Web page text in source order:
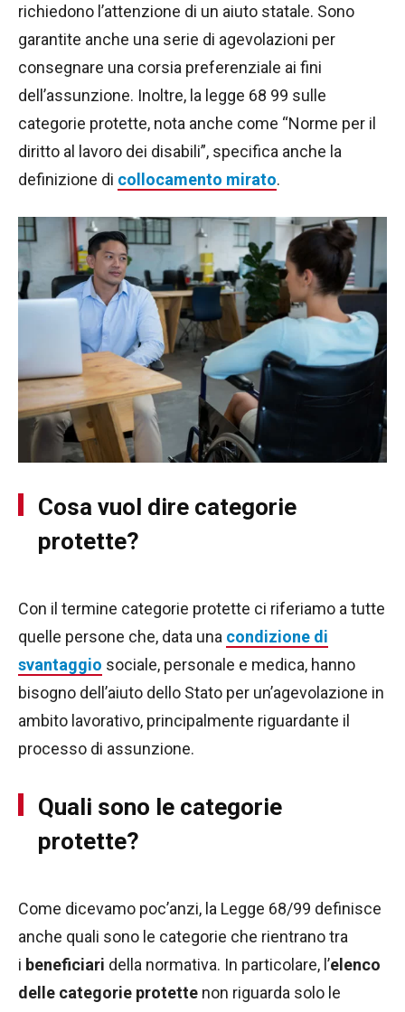
richiedono l’attenzione di un aiuto statale. Sono
garantite anche una serie di agevolazioni per
consegnare una corsia preferenziale ai fini
dell’assunzione. Inoltre, la legge 68 99 sulle
categorie protette, nota anche come “Norme per il
diritto al lavoro dei disabili”, specifica anche la
definizione di collocamento mirato.
Cosa vuol dire categorie
protette?
Con il termine categorie protette ci riferiamo a tutte
quelle persone che, data una condizione di
svantaggio sociale, personale e medica, hanno
bisogno dell’aiuto dello Stato per un’agevolazione in
ambito lavorativo, principalmente riguardante il
processo di assunzione.
Quali sono le categorie
protette?
Come dicevamo poc’anzi, la Legge 68/99 definisce
anche quali sono le categorie che rientrano tra
i beneficiari della normativa. In particolare, l’elenco
delle categorie protette non riguarda solo le